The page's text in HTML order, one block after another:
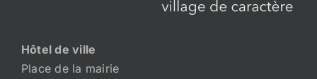
Hôtel de ville
Place de la mairie